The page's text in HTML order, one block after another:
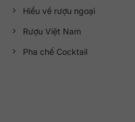
Hiểu về rượu ngoại
Rượu Việt Nam
Pha chế Cocktail